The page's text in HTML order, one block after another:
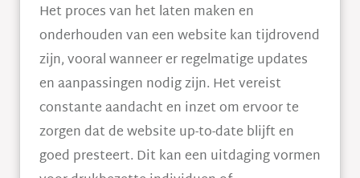
Het proces van het laten maken en
onderhouden van een website kan tijdrovend
zijn, vooral wanneer er regelmatige updates
en aanpassingen nodig zijn. Het vereist
constante aandacht en inzet om ervoor te
zorgen dat de website up-to-date blijft en
goed presteert. Dit kan een uitdaging vormen